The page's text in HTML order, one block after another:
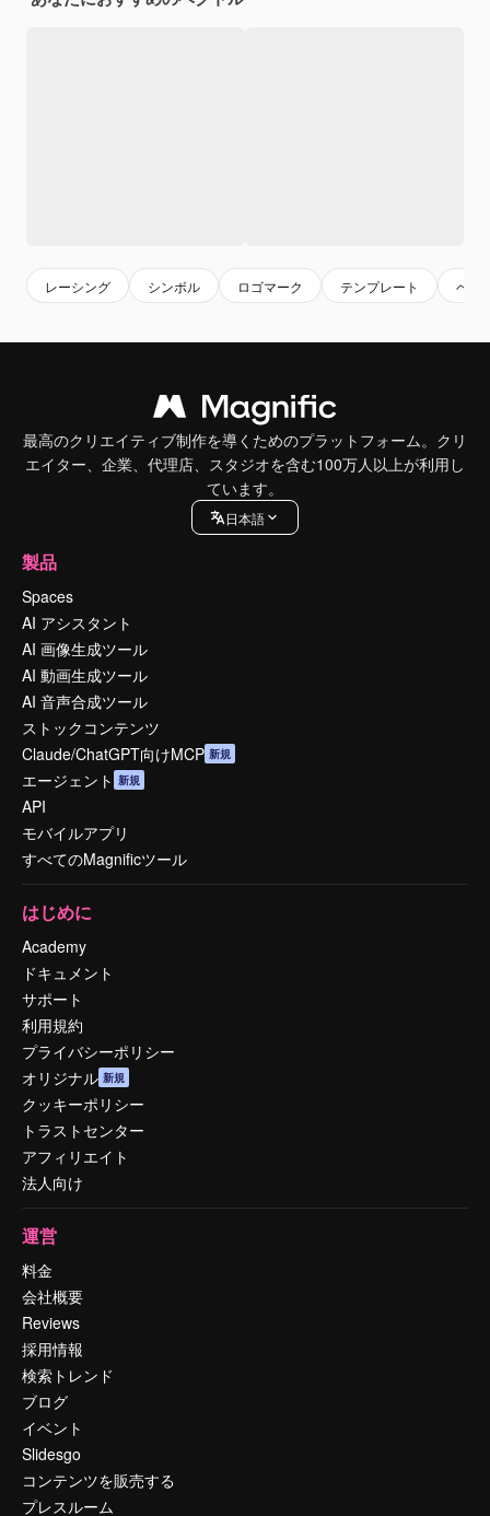
レーシング シンボル ロゴマーク テンプレート ベク
最高のクリエイティブ制作を導くためのプラットフォーム。クリ
エイター、企業、代理店、スタジオを含む100万人以上が利用し
ています。
日本語
製品
Spaces
AI アシスタント
AI 画像生成ツール
AI 動画生成ツール
AI 音声合成ツール
ストックコンテンツ
Claude/ChatGPT向けMCP 新規
エージェント 新規
API
モバイルアプリ
すべてのMagnificツール
はじめに
Academy
ドキュメント
サポート
利用規約
プライバシーポリシー
オリジナル 新規
クッキーポリシー
トラストセンター
アフィリエイト
法人向け
運営
料金
会社概要
Reviews
採用情報
検索トレンド
ブログ
イベント
Slidesgo
コンテンツを販売する
プレスルーム